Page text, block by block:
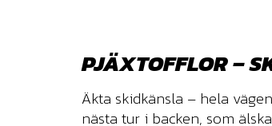
PJÄXTOFFLOR –
Äkta skidkänsla – hela
nästa tur i backen, som